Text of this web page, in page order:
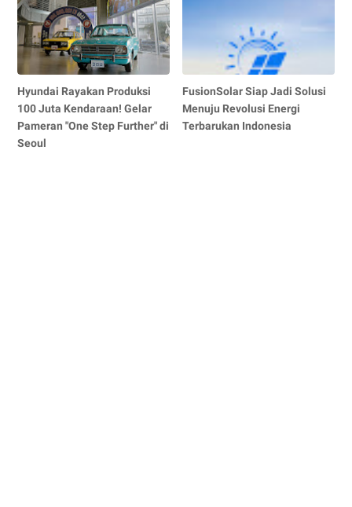
Hyundai Rayakan Produksi
100 Juta Kendaraan! Gelar
Pameran "One Step Further" di
Seoul
FusionSolar Siap Jadi Solusi
Menuju Revolusi Energi
Terbarukan Indonesia